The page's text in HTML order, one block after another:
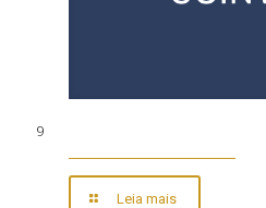
9
Leia mais